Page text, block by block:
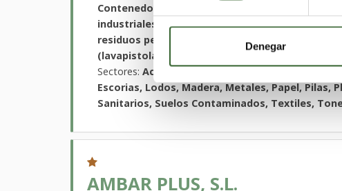
Denegar
Contenedores de gran volumen, Limpieza de
industriales, Retirada de fibrocemento,
residuos peligrosos y no peligrosos,
(lavapistolas y lavapiezas)
Sectores: Aceites, Acidos, Agrarios, Caucho,
Escorias, Lodos, Madera, Metales, Papel, Pilas,
Sanitarios, Suelos Contaminados, Textiles,
AMBAR PLUS, S.L.